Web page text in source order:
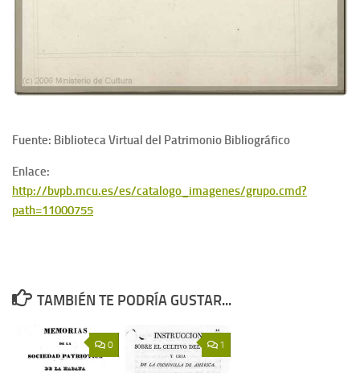
Fuente: Biblioteca Virtual del Patrimonio Bibliográfico
Enlace:
http://bvpb.mcu.es/es/catalogo_imagenes/grupo.cmd?
path=11000755
TAMBIÉN TE PODRÍA GUSTAR...
0 1